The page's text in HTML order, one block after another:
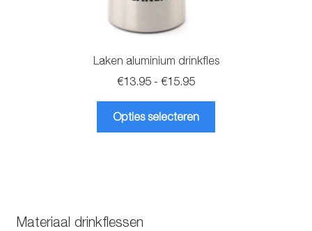
Laken aluminium drinkfles
€13.95 - €15.95Prijsklasse:
tot
€15.95
Opties selecteren
Materiaal drinkflessen